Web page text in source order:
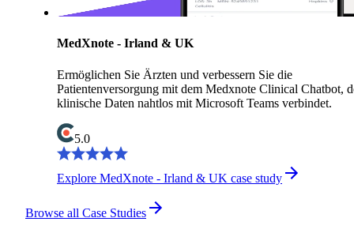
MedXnote - Irland & UK
Ermöglichen Sie Ärzten und verbessern Sie die
Patientenversorgung mit dem Medxnote Clinical Chatbot,
klinische Daten nahtlos mit Microsoft Teams verbindet.
5.0
Explore MedXnote - Irland & UK case study
Browse all Case Studies